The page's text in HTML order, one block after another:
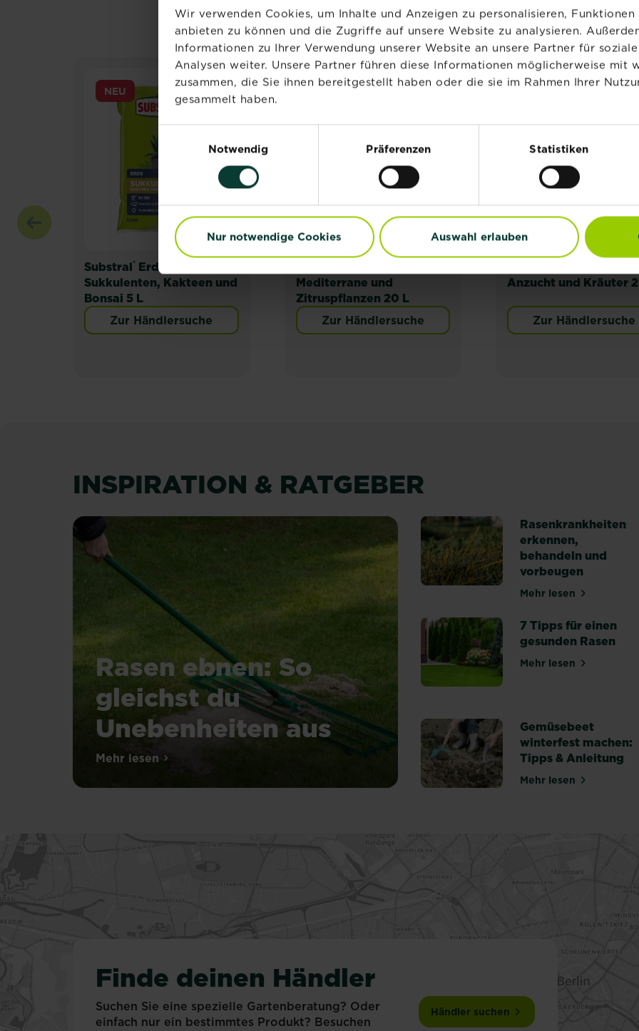
Wir verwenden Cookies, um Inhalte und Anzeigen zu personalisieren,
anbieten zu können und die Zugriffe auf unsere Website zu analysieren.
Informationen zu Ihrer Verwendung unserer Website an unsere Partner für
Analysen weiter. Unsere Partner führen diese Informationen möglicherweise mit
zusammen, die Sie ihnen bereitgestellt haben oder die sie im Rahmen Ihrer
gesammelt haben.
Notwendig
Präferenzen Statistiken
Nur notwendige Cookies Auswahl erlauben
VERWANDTE
Substral® Erde
Sukkulenten, Kakteen und
Bonsai 5 L
Zur Händlersuche
NEU
Mediterrane und
Zitruspflanzen 20 L
Zur Händlersuche
Anzucht und Kräuter
Zur Händlersuche
INSPIRATION & RATGEBER
Rasen ebnen: So
gleichst du
Unebenheiten aus
Mehr lesenüber Rasen ebnen: So gleichst du Unebenheiten aus
Rasenkrankheiten
erkennen,
behandeln und
vorbeugen
Mehr lesen
über
7 Tipps für einen
gesunden Rasen
Mehr lesenüber 7 Tipps für
Gemüsebeet
winterfest machen:
Tipps & Anleitung
Mehr lesen
über
Finde deinen Händler
Suchen Sie eine spezielle Gartenberatung? Oder
einfach nur ein bestimmtes Produkt? Besuchen
Händler suchen